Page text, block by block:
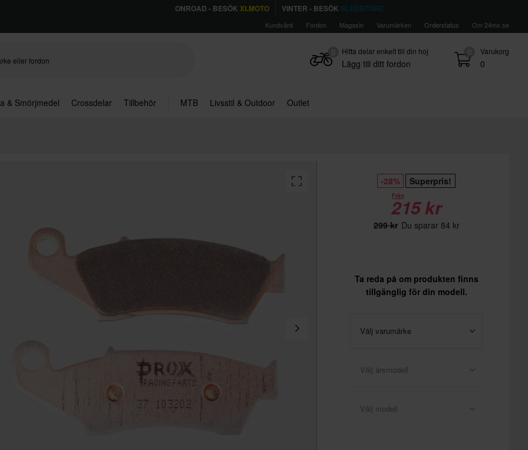
ONROAD - BESÖK XLMOTO VINTER - BESÖK SLEDSTORE
Kundvård Fordon Magasin Varumärken Orderstatus Om 24mx.se
0 Varukorg
0
Hitta delar enkelt till din hoj
Lägg till ditt fordon
& Smörjmedel Crossdelar Tillbehör MTB Livsstil & Outdoor Outlet
-28% Superpris!
Från
215 kr
299 kr Du sparar 84 kr
Ta reda på om produkten finns
tillgänglig för din modell.
Välj varumärke
Välj årsmodell
Välj modell